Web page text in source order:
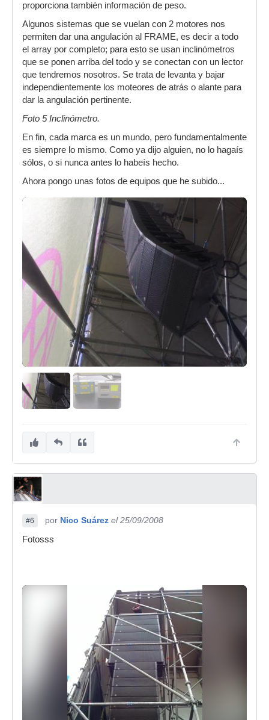
proporciona también información de peso.
Algunos sistemas que se vuelan con 2 motores nos
permiten dar una angulación al FRAME, es decir a todo
el array por completo; para esto se usan inclinómetros
que se ponen arriba del todo y se conectan con un lector
que tendremos nosotros. Se trata de levanta y bajar
independientemente los moteores de atrás o alante para
dar la angulación pertinente.
Foto 5 Inclinómetro.
En fin, cada marca es un mundo, pero fundamentalmente
es siempre lo mismo. Como ya dijo alguien, no lo hagaís
sólos, o si nunca antes lo habeís hecho.
Ahora pongo unas fotos de equipos que he subido...
#6 por Nico Suárez el 25/09/2008
Fotosss